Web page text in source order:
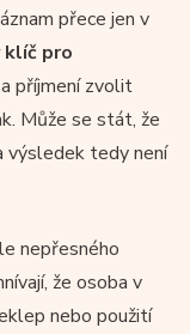
přece jen v
klíč pro
příjmení zvolit
Může se stát, že
výsledek tedy není
nepřesného
že osoba v
nebo použití